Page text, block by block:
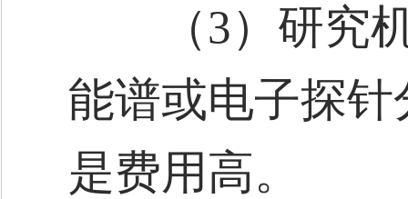
（3）研究机
能谱或电子探
是费用高。